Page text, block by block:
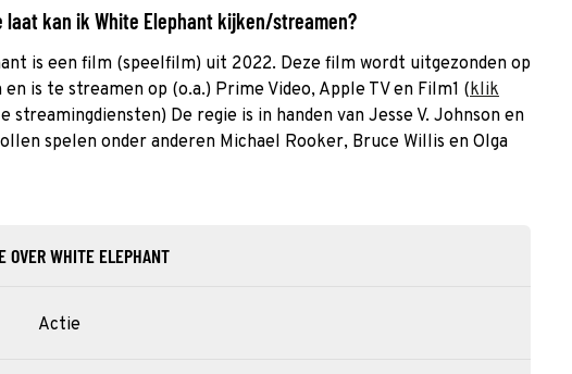
laat kan ik White Elephant kijken/streamen?
is een film (speelfilm) uit 2022. Deze film wordt uitgezonden op
en is te streamen op (o.a.) Prime Video, Apple TV en Film1 (klik
streamingdiensten) De regie is in handen van Jesse V. Johnson en
spelen onder anderen Michael Rooker, Bruce Willis en Olga
OVER WHITE ELEPHANT
Actie